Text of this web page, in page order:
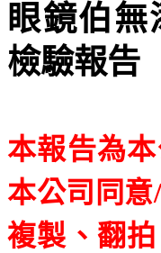
眼鏡伯無
檢驗報告
本報告為
本公司同
複製、翻